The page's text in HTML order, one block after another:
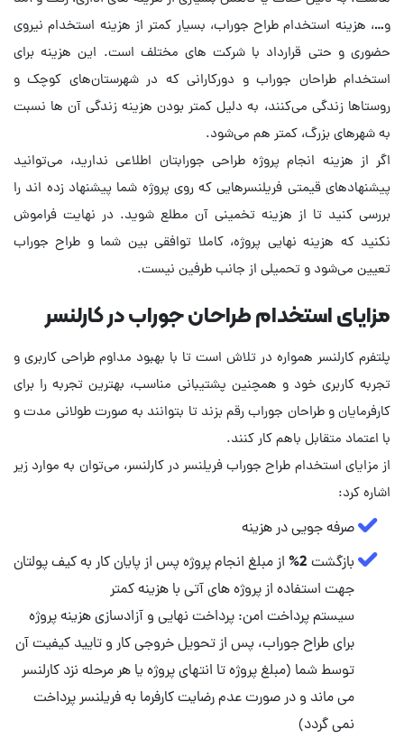
و…، هزینه استخدام طراح جوراب، بسیار کمتر از هزینه استخدام نیروی
حضوری و حتی قرارداد با شرکت های مختلف است. این هزینه برای
استخدام طراحان جوراب و دورکارانی که در شهرستان‌های کوچک و
روستاها زندگی می‌کنند، به دلیل کمتر بودن هزینه زندگی آن ها نسبت
اگر از هزینه انجام پروژه طراحی جورابتان اطلاعی ندارید، می‌توانید
پیشنهادهای قیمتی فریلنسرهایی که روی پروژه شما پیشنهاد زده اند را
بررسی کنید تا از هزینه تخمینی آن مطلع شوید. در نهایت فراموش
نکنید که هزینه نهایی پروژه، کاملا توافقی بین شما و طراح جوراب
تعیین می‌شود و تحمیلی از جانب طرفین نیست.
مزایای استخدام طراحان جوراب در کارلنسر
پلتفرم کارلنسر همواره در تلاش است تا با بهبود مداوم طراحی کاربری و
تجربه کاربری خود و همچنین پشتیبانی مناسب، بهترین تجربه را برای
کارفرمایان و طراحان جوراب رقم بزند تا بتوانند به صورت طولانی مدت و
از مزایای استخدام طراح جوراب فریلنسر در کارلنسر، می‌توان به موارد زیر
اشاره کرد:
صرفه جویی در هزینه
بازگشت 2% از مبلغ انجام پروژه پس از پایان کار به کیف پولتان
سیستم پرداخت امن: پرداخت نهایی و آزادسازی هزینه پروژه
برای طراح جوراب، پس از تحویل خروجی کار و تایید کیفیت آن
توسط شما (مبلغ پروژه تا انتهای پروژه یا هر مرحله نزد کارلنسر
می ماند و در صورت عدم رضایت کارفرما به فریلنسر پرداخت
نمی گردد)